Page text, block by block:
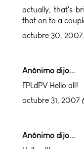
actually, that's
that on to a
octubre 30, 2007
Anónimo dijo...
FPLdPV Hello all!
octubre 31, 2007
Anónimo dijo...